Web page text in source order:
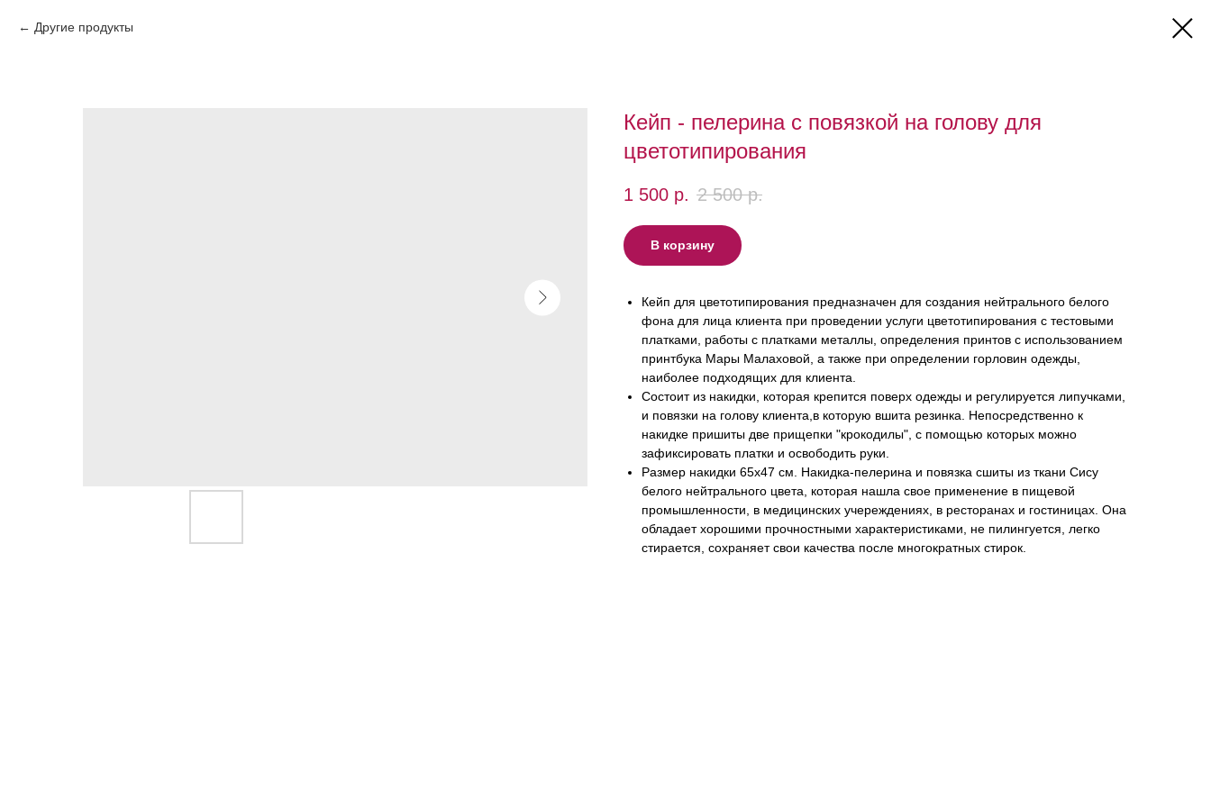
Другие продукты
Кейп - пелерина с повязкой на голову для
цветотипирования
1 500 р. 2 500 р.
В корзину
Кейп для цветотипирования предназначен для создания нейтрального белого
фона для лица клиента при проведении услуги цветотипирования с тестовыми
платками, работы с платками металлы, определения принтов с использованием
принтбука Мары Малаховой, а также при определении горловин одежды,
наиболее подходящих для клиента.
Состоит из накидки, которая крепится поверх одежды и регулируется липучками,
и повязки на голову клиента,в которую вшита резинка. Непосредственно к
накидке пришиты две прищепки "крокодилы", с помощью которых можно
зафиксировать платки и освободить руки.
Размер накидки 65х47 см. Накидка-пелерина и повязка сшиты из ткани Сису
белого нейтрального цвета, которая нашла свое применение в пищевой
промышленности, в медицинских учереждениях, в ресторанах и гостиницах. Она
обладает хорошими прочностными характеристиками, не пилингуется, легко
стирается, сохраняет свои качества после многократных стирок.